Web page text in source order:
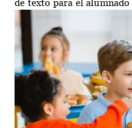
de texto para el